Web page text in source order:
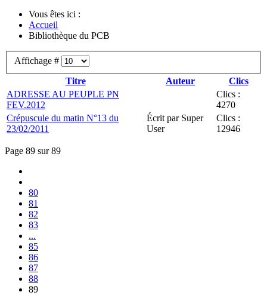
Vous êtes ici :
Accueil
Bibliothèque du PCB
Affichage #
Titre
Auteur
Clics
ADRESSE AU PEUPLE PN
FEV.2012
Clics :
4270
Crépuscule du matin N°13 du
23/02/2011
Écrit par Super
User
Clics :
12946
Page 89 sur 89
80
81
82
83
...
85
86
87
88
89